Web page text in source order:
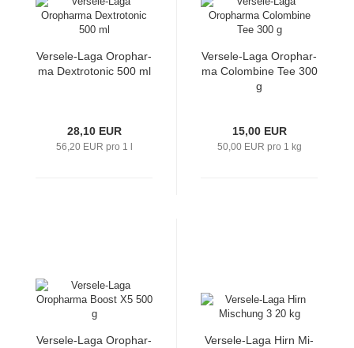
Versele-​​Laga Oro­phar­
ma Dex­tro­to­nic 500 ml
28,10 EUR
56,20 EUR pro 1 l
Versele-​​Laga Oro­phar­
ma Co­lom­bi­ne Tee 300
g
15,00 EUR
50,00 EUR pro 1 kg
Versele-​​Laga Oro­phar­
Versele-​​Laga Hirn Mi­